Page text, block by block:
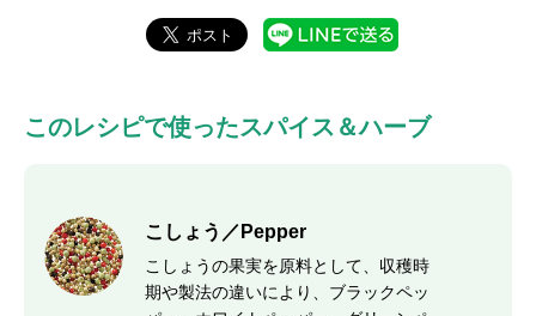
このレシピで使ったスパイス＆ハーブ
こしょう／Pepper
こしょうの果実を原料として、収穫時
期や製法の違いにより、ブラックペッ